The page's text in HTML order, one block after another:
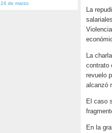
La
La
contrato
revuelo
alcanzó
El caso
En la
24 de marzo